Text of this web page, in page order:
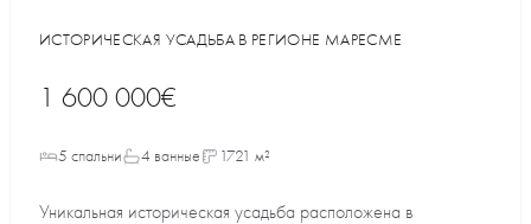
ИСТОРИЧЕСКАЯ УСАДЬБА В РЕГИОНЕ МАРЕСМЕ
1 600 000€
5 спальни 4 ванные 1721 м²
Уникальная историческая усадьба расположена в